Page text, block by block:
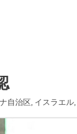
自治区 イスラエル